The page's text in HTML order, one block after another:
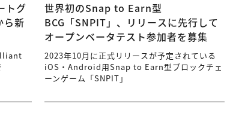
トグ
ら新
世界初のSnap to Earn型
BCG「SNPIT」、リリースに先行して
オープンベータテスト参加者を募集
2023年10月に正式リリースが予定されている
iOS・Android用Snap to Earn型ブロックチェ
ーンゲーム「SNPIT」